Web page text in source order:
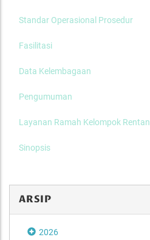
Standar Operasional Prosedur
Fasilitasi
Data Kelembagaan
Pengumuman
Layanan Ramah Kelompok Rentan
Sinopsis
ARSIP
2026